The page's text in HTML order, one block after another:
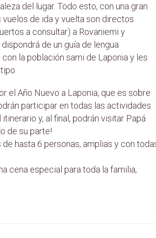
del lugar. Todo esto, con una gran
de ida y vuelta son directos
a consultar) a Rovaniemi y
de un guía de lengua
la población sami de Laponia y les
el Año Nuevo a Laponia, que es sobre
participar en todas las actividades
y, al final, podrán visitar Papá
de su parte!
hasta 6 personas, amplias y con
cena especial para toda la familia,